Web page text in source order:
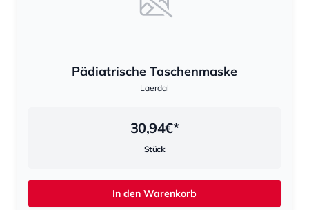
Pädiatrische Taschenmaske
Laerdal
30,94€*
Stück
In den Warenkorb